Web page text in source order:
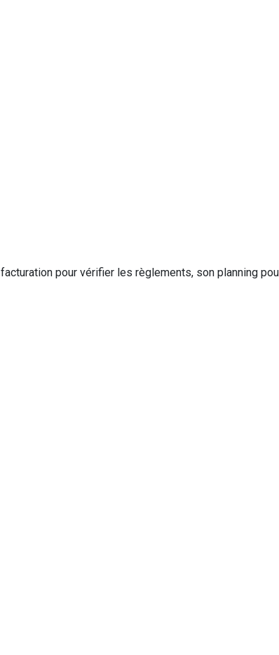
pour vérifier les règlements, son planning